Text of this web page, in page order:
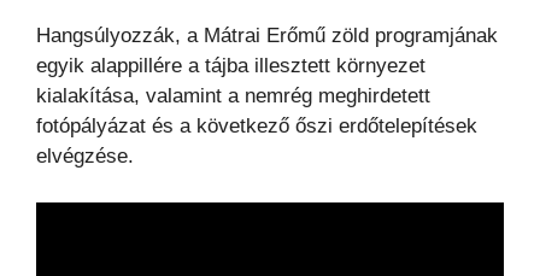
Hangsúlyozzák, a Mátrai Erőmű zöld programjának
egyik alappillére a tájba illesztett környezet
kialakítása, valamint a nemrég meghirdetett
fotópályázat és a következő őszi erdőtelepítések
elvégzése.